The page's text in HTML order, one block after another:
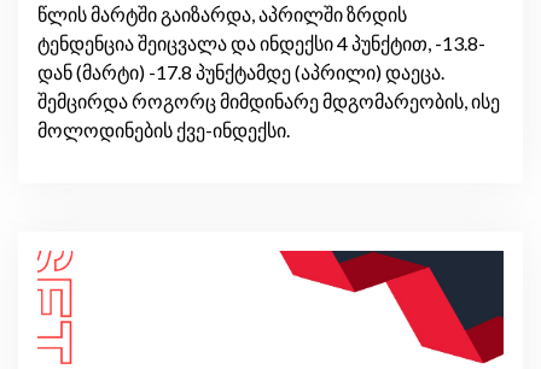
წლის მარტში გაიზარდა, აპრილში ზრდის
ტენდენცია შეიცვალა და ინდექსი 4 პუნქტით, -13.8-
დან (მარტი) -17.8 პუნქტამდე (აპრილი) დაეცა.
შემცირდა როგორც მიმდინარე მდგომარეობის, ისე
მოლოდინების ქვე-ინდექსი.